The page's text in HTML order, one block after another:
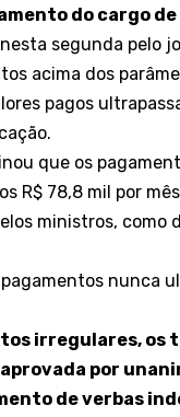
do cargo
segunda pelo
acima dos
pagos
que os
R$ 78,8 mil por
ministros, como
nunca
irregulares,
por
de verbas